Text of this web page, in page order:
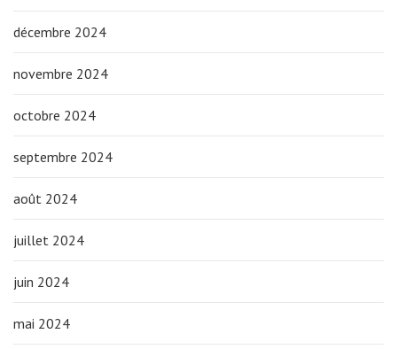
décembre 2024
novembre 2024
octobre 2024
septembre 2024
août 2024
juillet 2024
juin 2024
mai 2024